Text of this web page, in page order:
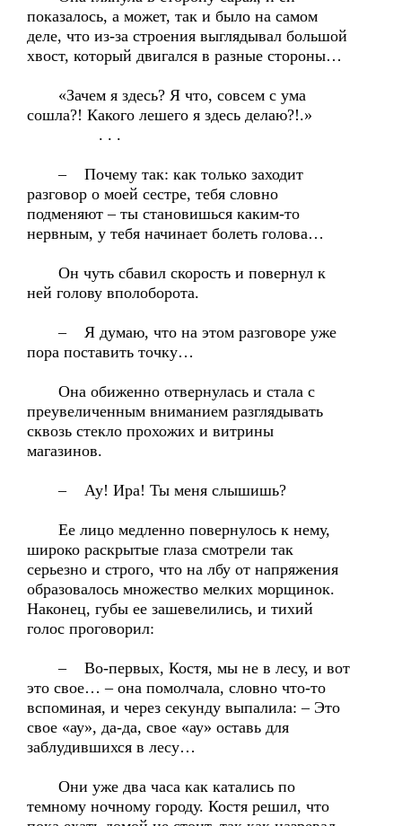
показалось, а может, так и было на самом
деле, что из-за строения выглядывал большой
хвост, который двигался в разные стороны…
«Зачем я здесь? Я что, совсем с ума
сошла?! Какого лешего я здесь делаю?!.»
. . .
– Почему так: как только заходит
разговор о моей сестре, тебя словно
подменяют – ты становишься каким-то
нервным, у тебя начинает болеть голова…
Он чуть сбавил скорость и повернул к
ней голову вполоборота.
– Я думаю, что на этом разговоре уже
пора поставить точку…
Она обиженно отвернулась и стала с
преувеличенным вниманием разглядывать
сквозь стекло прохожих и витрины
магазинов.
– Ау! Ира! Ты меня слышишь?
Ее лицо медленно повернулось к нему,
широко раскрытые глаза смотрели так
серьезно и строго, что на лбу от напряжения
образовалось множество мелких морщинок.
Наконец, губы ее зашевелились, и тихий
голос проговорил:
– Во-первых, Костя, мы не в лесу, и вот
это свое… – она помолчала, словно что-то
вспоминая, и через секунду выпалила: – Это
свое «ау», да-да, свое «ау» оставь для
заблудившихся в лесу…
Они уже два часа как катались по
темному ночному городу. Костя решил, что